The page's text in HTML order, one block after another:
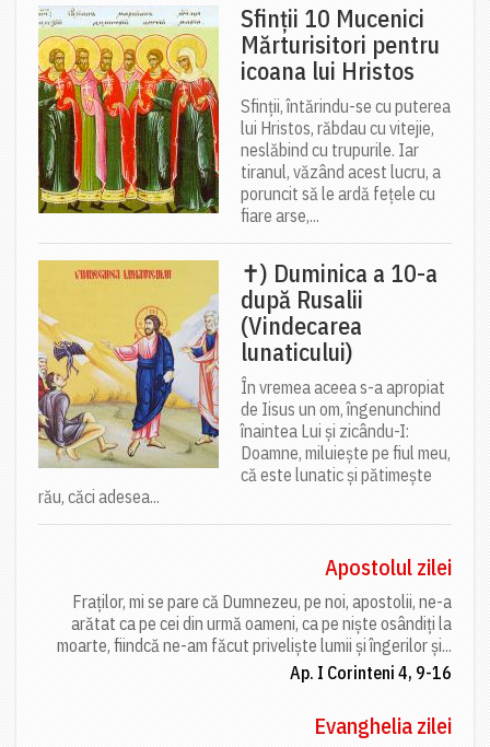
Sfinții 10 Mucenici
Mărturisitori pentru
icoana lui Hristos
Sfinții, întărindu-se cu puterea
lui Hristos, răbdau cu vitejie,
neslăbind cu trupurile. Iar
tiranul, văzând acest lucru, a
poruncit să le ardă fețele cu
fiare arse,...
✝) Duminica a 10-a
după Rusalii
(Vindecarea
lunaticului)
În vremea aceea s-a apropiat
de Iisus un om, îngenunchind
înaintea Lui și zicându-I:
Doamne, miluiește pe fiul meu,
că este lunatic și pătimește
rău, căci adesea...
Apostolul zilei
Fraților, mi se pare că Dumnezeu, pe noi, apostolii, ne-a
arătat ca pe cei din urmă oameni, ca pe niște osândiți la
moarte, fiindcă ne-am făcut priveliște lumii și îngerilor și...
Ap. I Corinteni 4, 9-16
Evanghelia zilei